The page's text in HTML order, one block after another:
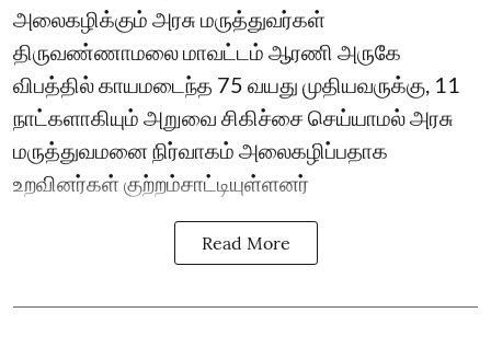
அலைகழிக்கும் அரசு மருத்துவர்கள்
திருவண்ணாமலை மாவட்டம் ஆரணி அருகே
விபத்தில் காயமடைந்த 75 வயது முதியவருக்கு, 11
நாட்களாகியும் அறுவை சிகிச்சை செய்யாமல் அரசு
மருத்துவமனை நிர்வாகம் அலைகழிப்பதாக
உறவினர்கள் குற்றம்சாட்டியுள்ளனர்
Read More